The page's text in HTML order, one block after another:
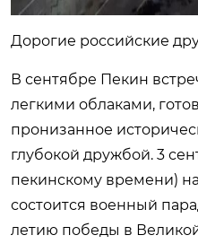
Дорогие российские
В сентябре Пекин
легкими облаками,
пронизанное
глубокой дружбой. 3
пекинскому времени)
состоится военный
летию победы в